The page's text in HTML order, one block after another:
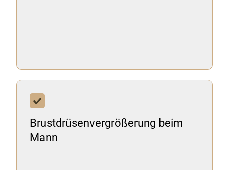
Brustdrüsenvergrößerung beim
Mann